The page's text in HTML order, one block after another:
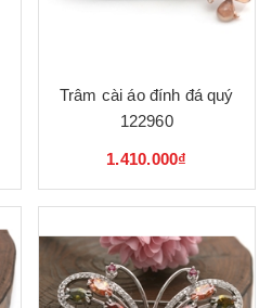
Trâm cài áo đính đá quý
122960
1.410.000₫